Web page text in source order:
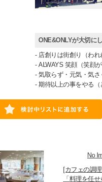
ONE&ONLYが大切に
- 店創りは街創り（われ
- ALWAYS 笑顔（笑顔
- 気取らず・元気・気さ
- 期待以上の事をやる（
No
[カフェの調
「料理を任